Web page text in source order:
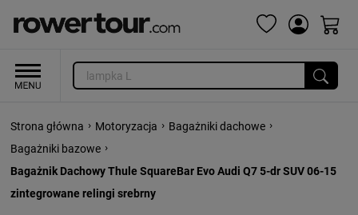
Strona główna › Motoryzacja › Bagażniki dachowe ›
Bagażniki bazowe ›
Bagażnik Dachowy Thule SquareBar Evo Audi Q7 5-dr SUV 06-15
zintegrowane relingi srebrny